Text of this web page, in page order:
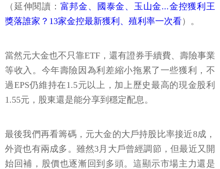
（延伸閱讀： 富邦金、國泰金、玉山金...金控獲利王
獎落誰家？13家金控最新獲利、殖利率一次看）。
當然元大金也不只靠ETF，還有證券手續費、壽險事業
等收入。今年壽險因為利差縮小拖累了一些獲利，不
過EPS仍維持在1.5元以上，加上歷史最高的現金股利
1.55元，股東還是能分享到穩定配息。
最後我們再看籌碼，元大金的大戶持股比率接近8成，
外資也有兩成多。雖然3月大戶曾經調節，但最近又開
始回補，股價也逐漸回到多頭。這顯示市場主力還是